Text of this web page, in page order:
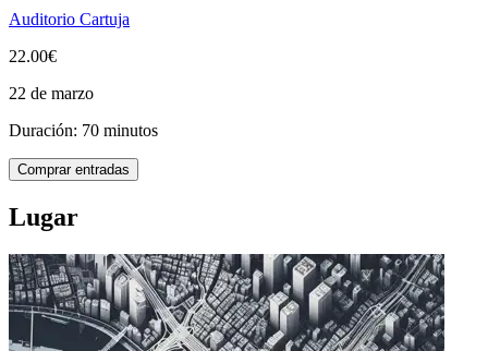
Auditorio Cartuja
22.00€
22 de marzo
Duración: 70 minutos
Comprar entradas
Lugar